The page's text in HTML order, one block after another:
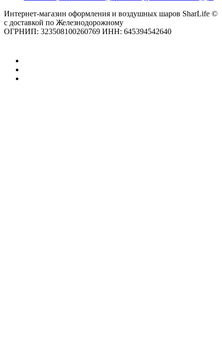
Интернет-магазин оформления и воздушных шаров SharLife ©
с доставкой по Железнодорожному
ОГРНИП: 323508100260769 ИНН: 645394542640